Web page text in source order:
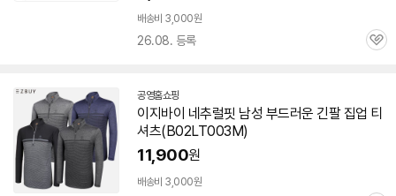
배송비 3,000원
26.08. 등록
관
공영홈쇼핑
이지바이 네추럴핏 남성 부드러운 긴팔 집업 티
셔츠(B02LT003M)
11,900원
배송비 3,000원